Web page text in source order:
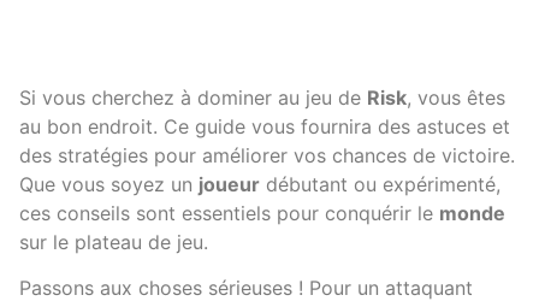
Si vous cherchez à dominer au jeu de Risk, vous êtes
au bon endroit. Ce guide vous fournira des astuces et
des stratégies pour améliorer vos chances de victoire.
Que vous soyez un joueur débutant ou expérimenté,
ces conseils sont essentiels pour conquérir le monde
sur le plateau de jeu.
Passons aux choses sérieuses ! Pour un attaquant